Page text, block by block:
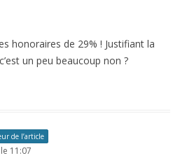
honoraires de 29% ! Justifiant la
un peu beaucoup non ?
de l’article
11:07